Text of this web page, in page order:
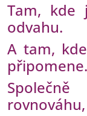
Tam, kde
odvahu.
A tam,
připomene.